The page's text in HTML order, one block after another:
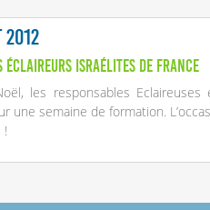
Éclaireurs Israélites de France
les responsables
une semaine de formation.
!